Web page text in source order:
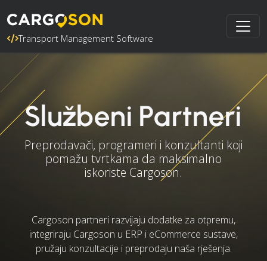
Transport Management Software
Službeni Partneri
Preprodavači, programeri i konzultanti koji
pomažu tvrtkama da maksimalno
iskoriste Cargoson.
Cargoson partneri razvijaju dodatke za otpremu,
integriraju Cargoson u ERP i eCommerce sustave,
pružaju konzultacije i preprodaju naša rješenja.